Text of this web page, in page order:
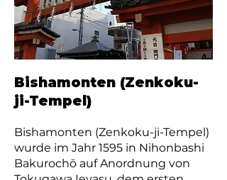
Bishamonten (Zenkoku-
ji-Tempel)
Bishamonten (Zenkoku-ji-Tempel)
wurde im Jahr 1595 in Nihonbashi
Bakurochō auf Anordnung von